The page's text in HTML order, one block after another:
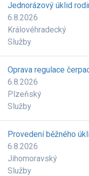
Jednorázový úklid
6.8.2026
Královéhradecký
Služby
Oprava regulace
6.8.2026
Plzeňský
Služby
Provedení běžného
6.8.2026
Jihomoravský
Služby